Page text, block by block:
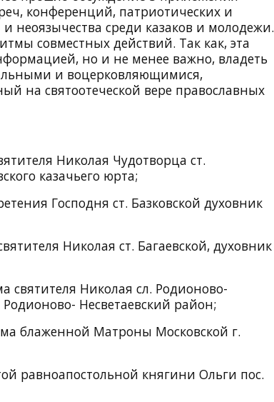
конференций, патриотических и
неоязычества среди казаков и молодежи.
совместных действий. Так как, эта
но и не менее важно, владеть
и воцерковляющимися,
на святоотеческой вере православных
Николая Чудотворца ст.
казачьего юрта;
Господня ст. Базковской духовник
Николая ст. Багаевской, духовник
святителя Николая сл. Родионово-
Несветаевский район;
блаженной Матроны Московской г.
равноапостольной княгини Ольги пос.